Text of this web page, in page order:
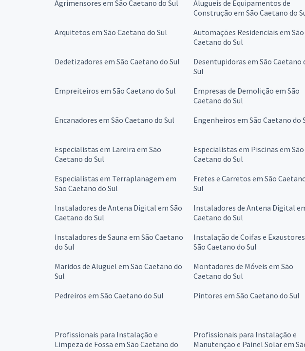
Agrimensores em São Caetano do Sul
Alugueis de Equipamentos de
Construção em São Caetano do
Arquitetos em São Caetano do Sul
Automações Residenciais em São
Caetano do Sul
Dedetizadores em São Caetano do Sul
Desentupidoras em São Caetano
Sul
Empreiteiros em São Caetano do Sul
Empresas de Demolição em São
Caetano do Sul
Encanadores em São Caetano do Sul
Engenheiros em São Caetano do
Especialistas em Lareira em São
Caetano do Sul
Especialistas em Piscinas em São
Caetano do Sul
Especialistas em Terraplanagem em
São Caetano do Sul
Fretes e Carretos em São
Sul
Instaladores de Antena Digital em São
Caetano do Sul
Instaladores de Antena Digital
Caetano do Sul
Instaladores de Sauna em São Caetano
do Sul
Instalação de Coifas e
São Caetano do Sul
Maridos de Aluguel em São Caetano do
Sul
Montadores de Móveis em São
Caetano do Sul
Pedreiros em São Caetano do Sul Pintores em São Caetano do Sul
Profissionais para Instalação e
Limpeza de Fossa em São Caetano do
Profissionais para Instalação e
Manutenção e Painel Solar em